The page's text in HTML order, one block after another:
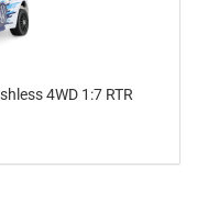
4WD 1:7 RTR